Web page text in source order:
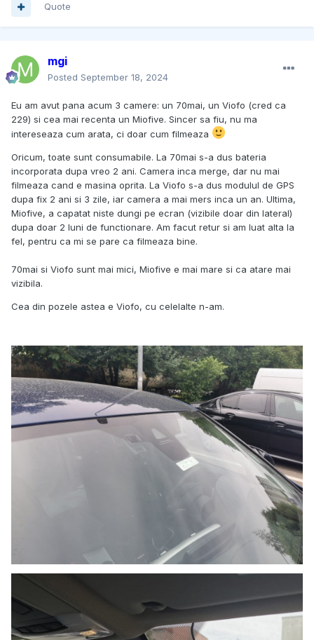
Quote
mgi
Posted September 18, 2024
Eu am avut pana acum 3 camere: un 70mai, un Viofo (cred ca
229) si cea mai recenta un Miofive. Sincer sa fiu, nu ma
intereseaza cum arata, ci doar cum filmeaza
Oricum, toate sunt consumabile. La 70mai s-a dus bateria
incorporata dupa vreo 2 ani. Camera inca merge, dar nu mai
filmeaza cand e masina oprita. La Viofo s-a dus modulul de GPS
dupa fix 2 ani si 3 zile, iar camera a mai mers inca un an. Ultima,
Miofive, a capatat niste dungi pe ecran (vizibile doar din lateral)
dupa doar 2 luni de functionare. Am facut retur si am luat alta la
fel, pentru ca mi se pare ca filmeaza bine.
70mai si Viofo sunt mai mici, Miofive e mai mare si ca atare mai
vizibila.
Cea din pozele astea e Viofo, cu celelalte n-am.